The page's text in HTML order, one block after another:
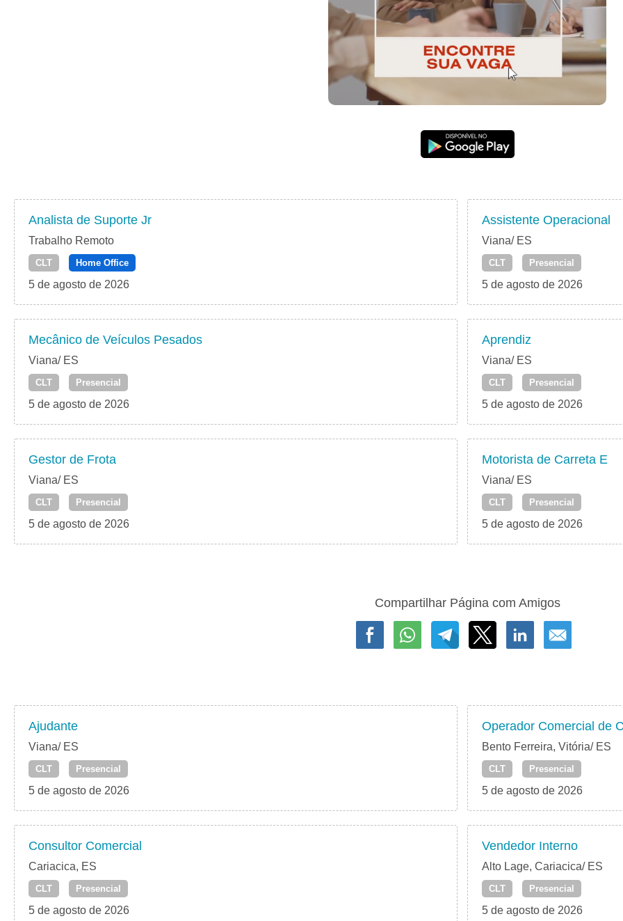
Analista de Suporte Jr
Trabalho Remoto
CLT Home Office
5 de agosto de 2026
Assistente Operacional
Viana/ ES
CLT Presencial
5 de agosto de 2026
Mecânico de Veículos Pesados
Viana/ ES
CLT Presencial
5 de agosto de 2026
Aprendiz
Viana/ ES
CLT Presencial
5 de agosto de 2026
Gestor de Frota
Viana/ ES
CLT Presencial
5 de agosto de 2026
Motorista de Carreta E
Viana/ ES
CLT Presencial
5 de agosto de 2026
Compartilhar Página com Amigos
Ajudante
Viana/ ES
CLT Presencial
5 de agosto de 2026
Operador Comercial de
Bento Ferreira, Vitória/ ES
CLT Presencial
5 de agosto de 2026
Consultor Comercial
Cariacica, ES
CLT Presencial
5 de agosto de 2026
Vendedor Interno
Alto Lage, Cariacica/ ES
CLT Presencial
5 de agosto de 2026